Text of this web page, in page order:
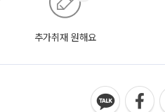
추가취재 원해요